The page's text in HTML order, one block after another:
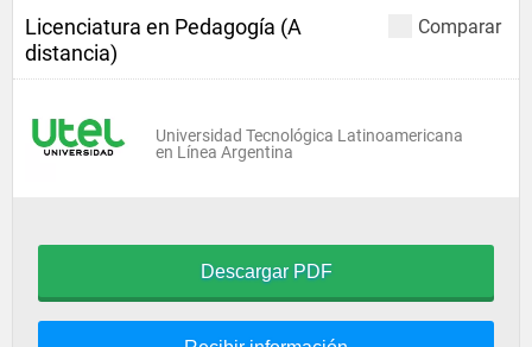
Comparar
Licenciatura en Pedagogía (A
distancia)
Universidad Tecnológica Latinoamericana
en Línea Argentina
Descargar PDF